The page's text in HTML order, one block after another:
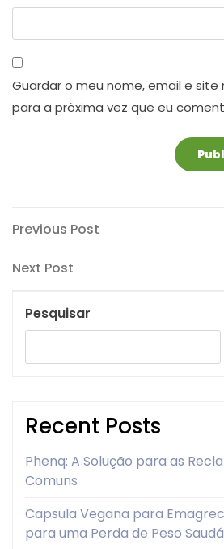
Guardar o meu nome, email e
para a próxima vez que eu
Navegação
de
artigos
Previous
Previous Post
Next
Next Post
Pesquisar
Recent Posts
Phenq: A Solução para as
Comuns
Capsula Vegana para
para uma Perda de Peso